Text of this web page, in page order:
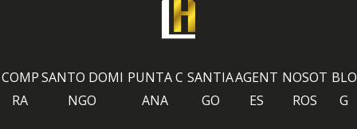
COMP
RA
SANTO DOMI
NGO
PUNTA C
ANA
SANTIA
GO
AGENT
ES
NOSOT
ROS
BLO
G